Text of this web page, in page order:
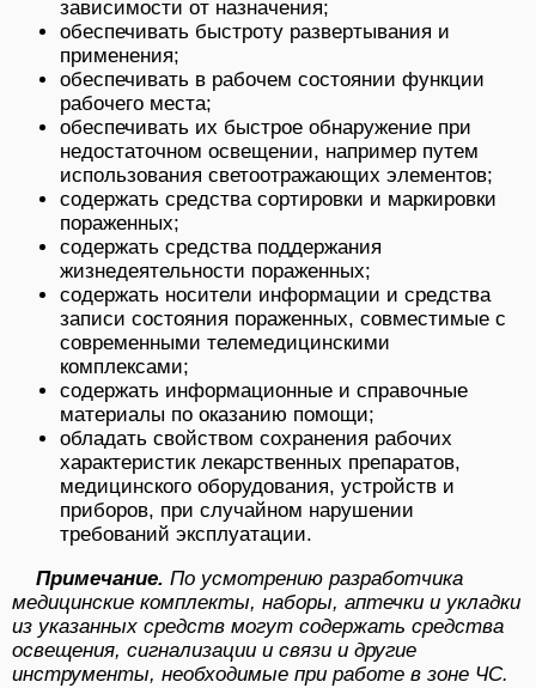
зависимости от назначения;
обеспечивать быстроту развертывания и
применения;
обеспечивать в рабочем состоянии функции
рабочего места;
обеспечивать их быстрое обнаружение при
недостаточном освещении, например путем
использования светоотражающих элементов;
содержать средства сортировки и маркировки
пораженных;
содержать средства поддержания
жизнедеятельности пораженных;
содержать носители информации и средства
записи состояния пораженных, совместимые с
современными телемедицинскими
комплексами;
содержать информационные и справочные
материалы по оказанию помощи;
обладать свойством сохранения рабочих
характеристик лекарственных препаратов,
медицинского оборудования, устройств и
приборов, при случайном нарушении
требований эксплуатации.
Примечание. По усмотрению разработчика
медицинские комплекты, наборы, аптечки и укладки
из указанных средств могут содержать средства
освещения, сигнализации и связи и другие
инструменты, необходимые при работе в зоне ЧС.